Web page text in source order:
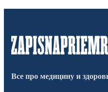
Все про медицину и